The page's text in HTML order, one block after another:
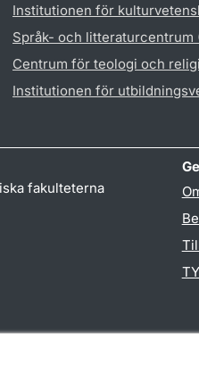
Institutionen för
Språk- och litteraturcentrum
Centrum för teologi och
Institutionen för
fakulteterna